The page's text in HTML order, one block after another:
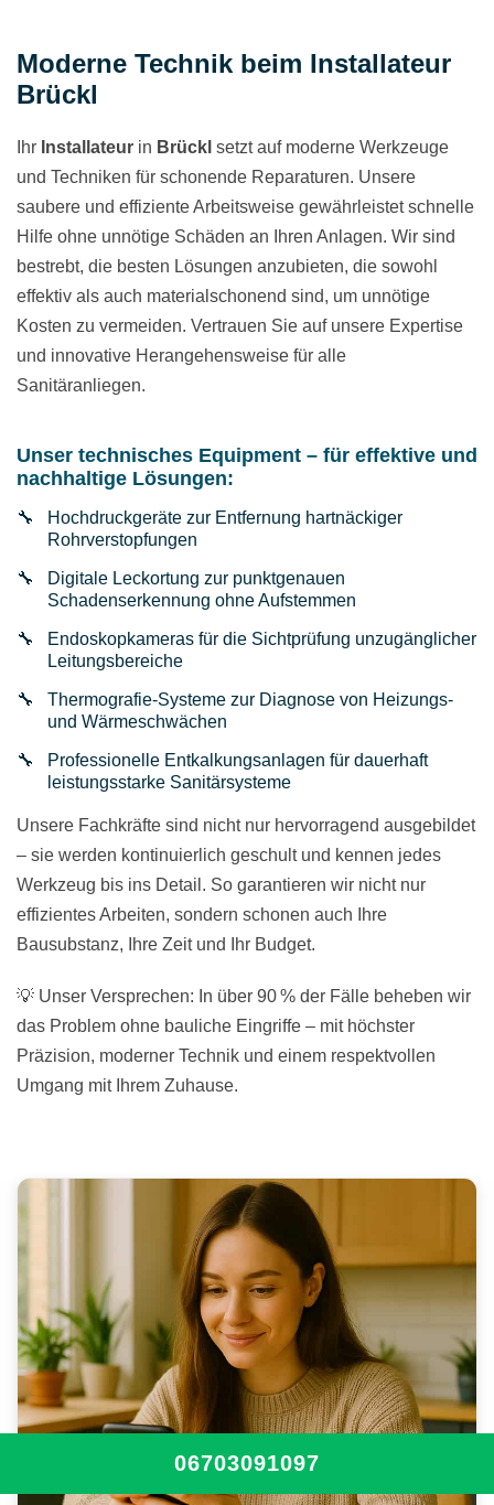
Moderne Technik beim Installateur
Brückl
Ihr Installateur in Brückl setzt auf moderne Werkzeuge
und Techniken für schonende Reparaturen. Unsere
saubere und effiziente Arbeitsweise gewährleistet schnelle
Hilfe ohne unnötige Schäden an Ihren Anlagen. Wir sind
bestrebt, die besten Lösungen anzubieten, die sowohl
effektiv als auch materialschonend sind, um unnötige
Kosten zu vermeiden. Vertrauen Sie auf unsere Expertise
und innovative Herangehensweise für alle
Sanitäranliegen.
Unser technisches Equipment – für effektive und
nachhaltige Lösungen:
Hochdruckgeräte zur Entfernung hartnäckiger
Rohrverstopfungen
Digitale Leckortung zur punktgenauen
Schadenserkennung ohne Aufstemmen
Endoskopkameras für die Sichtprüfung unzugänglicher
Leitungsbereiche
Thermografie-Systeme zur Diagnose von Heizungs-
und Wärmeschwächen
Professionelle Entkalkungsanlagen für dauerhaft
leistungsstarke Sanitärsysteme
Unsere Fachkräfte sind nicht nur hervorragend ausgebildet
– sie werden kontinuierlich geschult und kennen jedes
Werkzeug bis ins Detail. So garantieren wir nicht nur
effizientes Arbeiten, sondern schonen auch Ihre
Bausubstanz, Ihre Zeit und Ihr Budget.
💡 Unser Versprechen: In über 90 % der Fälle beheben wir
das Problem ohne bauliche Eingriffe – mit höchster
Präzision, moderner Technik und einem respektvollen
Umgang mit Ihrem Zuhause.
06703091097